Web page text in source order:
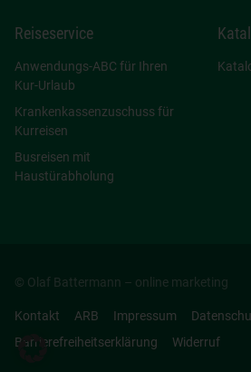
Reiseservice
Anwendungs-ABC für Ihren
Kur-Urlaub
Krankenkassenzuschuss für
Kurreisen
Busreisen mit
Haustürabholung
© Olaf Battermann – online marketing
Kontakt ARB Impressum
Barrierefreiheitserklärung
Widerruf